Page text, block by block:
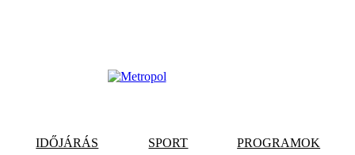
IDŐJÁRÁS SPORT PROGRAMOK